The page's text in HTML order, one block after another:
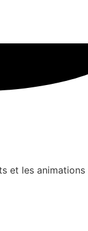
et les